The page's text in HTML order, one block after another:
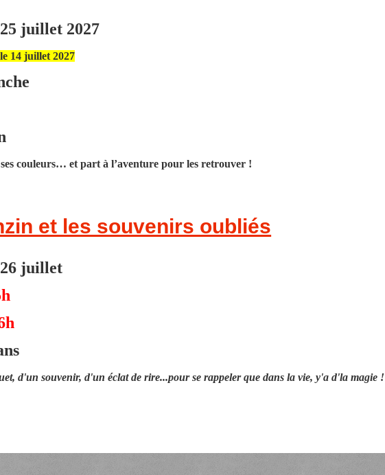
juillet 2027
14 juillet 2027
couleurs… et part à l’aventure pour les retrouver !
et les souvenirs oubliés
juillet
d'un souvenir, d'un éclat de rire...pour se rappeler que dans la vie, y'a d'la magie !